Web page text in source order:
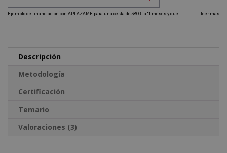
Gestión
cantidad
t
Descripción
Metodología
Certificación
Temario
Valoraciones (3)